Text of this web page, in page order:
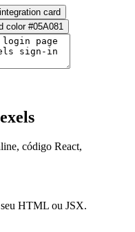
card
color #05A081
código React,
HTML ou JSX.